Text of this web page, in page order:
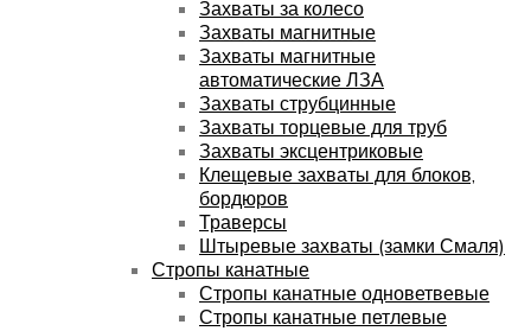
Захваты за колесо
Захваты магнитные
Захваты магнитные
автоматические ЛЗА
Захваты струбцинные
Захваты торцевые для труб
Захваты эксцентриковые
Клещевые захваты для блоков,
бордюров
Траверсы
Штыревые захваты (замки Смаля)
Стропы канатные
Стропы канатные одноветвевые
Стропы канатные петлевые